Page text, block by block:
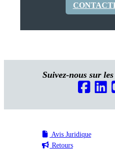
Suivez-nous sur
Avis Juridique
Retours